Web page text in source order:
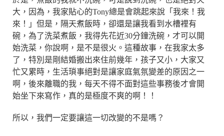
大，因為，我家貼心的Tony總是會跳起來說「我來！我
來！」但是，隔天煮飯時，卻還是讓我看到水槽裡有
碗，為了洗菜煮飯，我得先花近30分鐘洗碗，才可以開
始洗菜，你說啊，是不是很火。這種故事，在我家太多
了，特別是剛結婚搬出來住前幾年，孩子又小，大家又
忙又累時，生活瑣事絕對是讓家庭氣氛變差的原因之一
啊，後來離職的我，每天不得不面對這些事務後才會開
始坐下來寫作，真的是極度不爽的啊！！
所以，我們一定要讓這一切改變的不是嗎？